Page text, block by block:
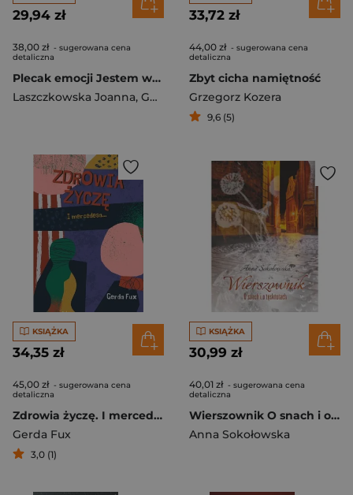
29,94 zł
38,00 zł - sugerowana cena
detaliczna
Plecak emocji Jestem ważny
Laszczkowska Joanna, Gutman Joanna
33,72 zł
44,00 zł - sugerowana cena
detaliczna
Zbyt cicha namiętność
Grzegorz Kozera
9,6 (5)
KSIĄŻKA
34,35 zł
45,00 zł - sugerowana cena
detaliczna
Zdrowia życzę. I mercedesa...
Gerda Fux
3,0 (1)
KSIĄŻKA
30,99 zł
40,01 zł - sugerowana cena
detaliczna
Wierszownik O snach i o tęsknotach
Anna Sokołowska